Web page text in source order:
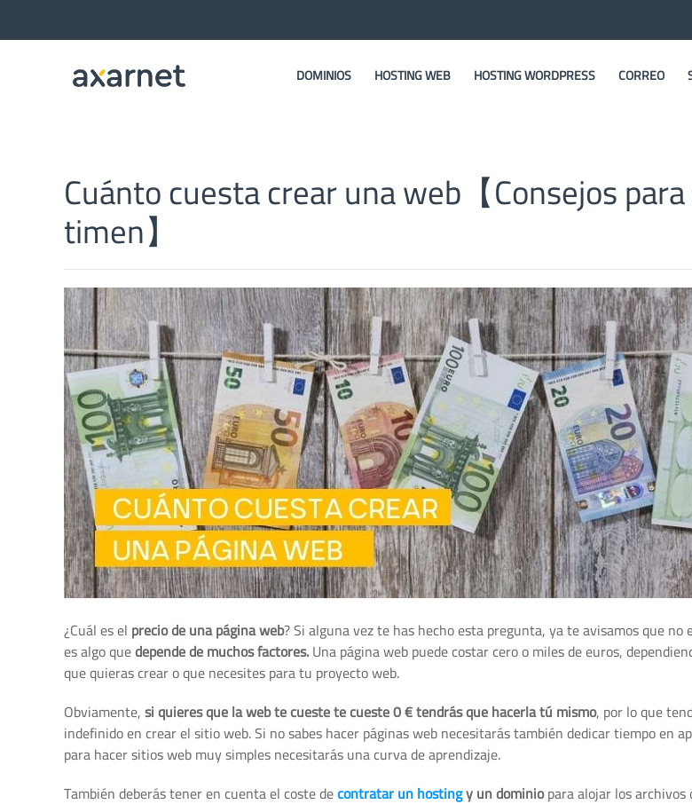
DOMINIOS HOSTING WEB HOSTING WORDPRESS CORREO
Cuánto cuesta crear una web【Consejos
timen】
¿Cuál es el precio de una página web? Si alguna vez te has hecho esta pregunta, ya te avisamos que no
es algo quedepende de muchos factores.Una página web puede costar cero o miles de euros,
que quieras crear o que necesites para tu proyecto web.
Obviamente,si quieres que la web te cueste te cueste 0 € tendrás que hacerla tú mismo, por lo que
indefinido en crear el sitio web. Si no sabes hacer páginas web necesitarás también dedicar tiempo en
para hacer sitios web muy simples necesitarás una curva de aprendizaje.
También deberás tener en cuenta el coste decontratar un hostingy un dominiopara alojar los archivos